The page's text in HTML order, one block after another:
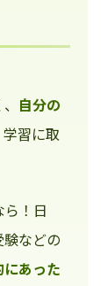
自分の
学習に取
！日
などの
あった